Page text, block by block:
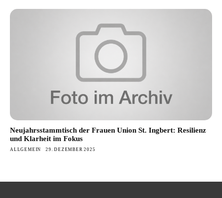
Neujahrsstammtisch der Frauen Union St. Ingbert: Resilienz
und Klarheit im Fokus
ALLGEMEIN 29. DEZEMBER 2025